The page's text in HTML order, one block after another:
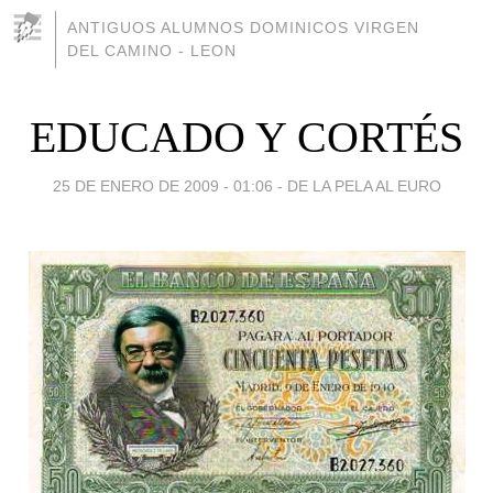
ANTIGUOS ALUMNOS DOMINICOS VIRGEN
DEL CAMINO - LEON
EDUCADO Y CORTÉS
25 DE ENERO DE 2009 - 01:06 - DE LA PELA AL EURO